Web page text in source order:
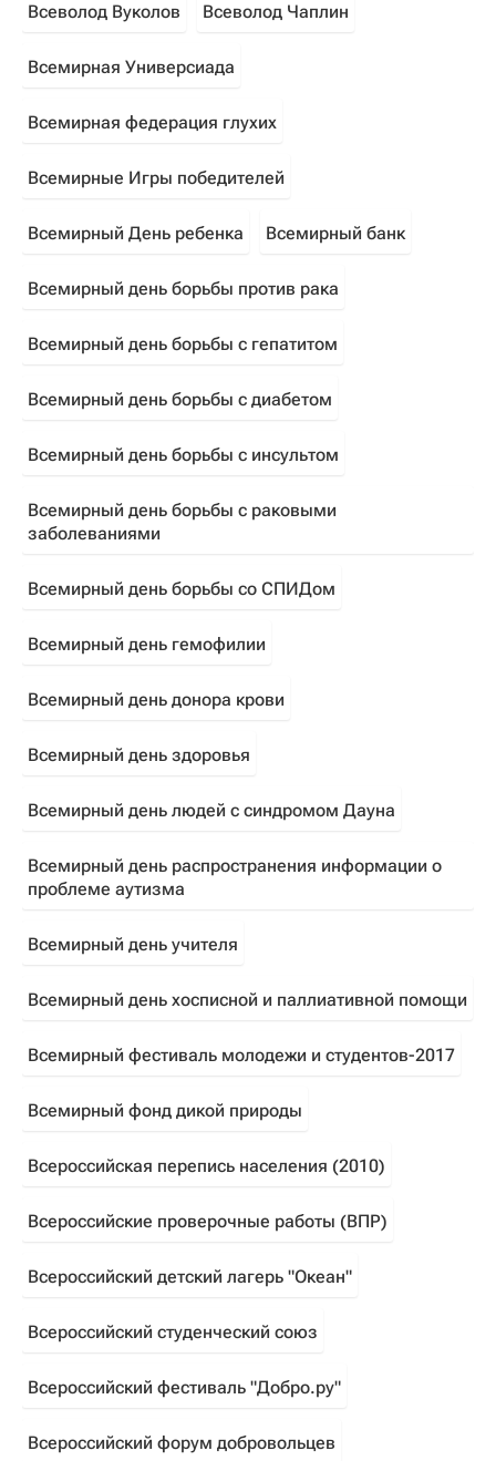
Всеволод Вуколов Всеволод Чаплин
Всемирная Универсиада
Всемирная федерация глухих
Всемирные Игры победителей
Всемирный День ребенка Всемирный банк
Всемирный день борьбы против рака
Всемирный день борьбы с гепатитом
Всемирный день борьбы с диабетом
Всемирный день борьбы с инсультом
Всемирный день борьбы с раковыми
заболеваниями
Всемирный день борьбы со СПИДом
Всемирный день гемофилии
Всемирный день донора крови
Всемирный день здоровья
Всемирный день людей с синдромом Дауна
Всемирный день распространения информации о
проблеме аутизма
Всемирный день учителя
Всемирный день хосписной и паллиативной помощи
Всемирный фестиваль молодежи и студентов-2017
Всемирный фонд дикой природы
Всероссийская перепись населения (2010)
Всероссийские проверочные работы (ВПР)
Всероссийский детский лагерь "Океан"
Всероссийский студенческий союз
Всероссийский фестиваль "Добро.ру"
Всероссийский форум добровольцев